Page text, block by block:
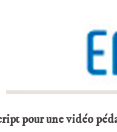
pour une vidéo